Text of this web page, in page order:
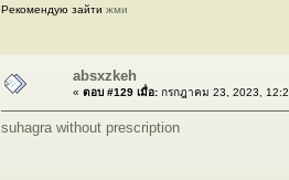
Рекомендую зайти жми
absxzkeh
« ตอบ #129 เมื่อ: กรกฎาคม 23, 2023,
suhagra without prescription